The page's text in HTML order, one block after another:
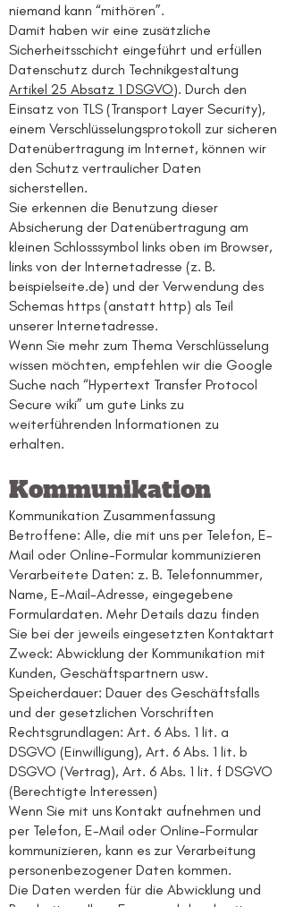
niemand kann “mithören”.
Damit haben wir eine zusätzliche
Sicherheitsschicht eingeführt und erfüllen
Datenschutz durch Technikgestaltung
Artikel 25 Absatz 1 DSGVO). Durch den
Einsatz von TLS (Transport Layer Security),
einem Verschlüsselungsprotokoll zur sicheren
Datenübertragung im Internet, können wir
den Schutz vertraulicher Daten
sicherstellen.
Sie erkennen die Benutzung dieser
Absicherung der Datenübertragung am
kleinen Schlosssymbol links oben im Browser,
links von der Internetadresse (z. B.
beispielseite.de) und der Verwendung des
Schemas https (anstatt http) als Teil
unserer Internetadresse.
Wenn Sie mehr zum Thema Verschlüsselung
wissen möchten, empfehlen wir die Google
Suche nach “Hypertext Transfer Protocol
Secure wiki” um gute Links zu
weiterführenden Informationen zu
erhalten.
Kommunikation
Kommunikation Zusammenfassung
Betroffene: Alle, die mit uns per Telefon, E-
Mail oder Online-Formular kommunizieren
Verarbeitete Daten: z. B. Telefonnummer,
Name, E-Mail-Adresse, eingegebene
Formulardaten. Mehr Details dazu finden
Sie bei der jeweils eingesetzten Kontaktart
Zweck: Abwicklung der Kommunikation mit
Kunden, Geschäftspartnern usw.
Speicherdauer: Dauer des Geschäftsfalls
und der gesetzlichen Vorschriften
Rechtsgrundlagen: Art. 6 Abs. 1 lit. a
DSGVO (Einwilligung), Art. 6 Abs. 1 lit. b
DSGVO (Vertrag), Art. 6 Abs. 1 lit. f DSGVO
(Berechtigte Interessen)
Wenn Sie mit uns Kontakt aufnehmen und
per Telefon, E-Mail oder Online-Formular
kommunizieren, kann es zur Verarbeitung
personenbezogener Daten kommen.
Die Daten werden für die Abwicklung und